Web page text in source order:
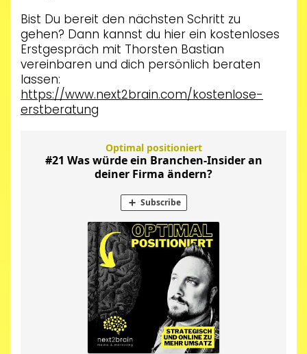
Bist Du bereit den nächsten Schritt zu
gehen? Dann kannst du hier ein kostenloses
Erstgespräch mit Thorsten Bastian
vereinbaren und dich persönlich beraten
lassen:
https://www.next2brain.com/kostenlose-
erstberatung